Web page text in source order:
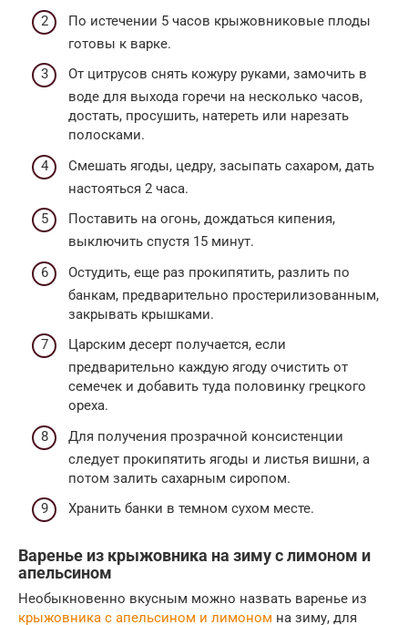
По истечении 5 часов крыжовниковые плоды
готовы к варке.
От цитрусов снять кожуру руками, замочить в
воде для выхода горечи на несколько часов,
достать, просушить, натереть или нарезать
полосками.
Смешать ягоды, цедру, засыпать сахаром, дать
настояться 2 часа.
Поставить на огонь, дождаться кипения,
выключить спустя 15 минут.
Остудить, еще раз прокипятить, разлить по
банкам, предварительно простерилизованным,
закрывать крышками.
Царским десерт получается, если
предварительно каждую ягоду очистить от
семечек и добавить туда половинку грецкого
ореха.
Для получения прозрачной консистенции
следует прокипятить ягоды и листья вишни, а
потом залить сахарным сиропом.
Хранить банки в темном сухом месте.
Варенье из крыжовника на зиму с лимоном и
апельсином
Необыкновенно вкусным можно назвать варенье из
крыжовника с апельсином и лимоном на зиму, для